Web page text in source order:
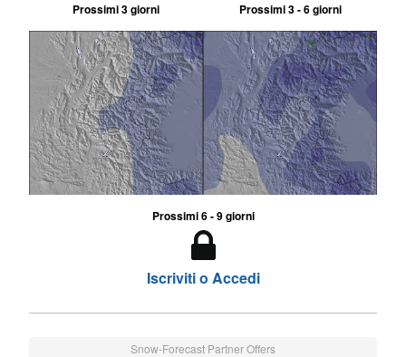
Prossimi 3 giorni Prossimi 3 - 6 giorni
Prossimi 6 - 9 giorni
Iscriviti o Accedi
Snow-Forecast Partner Offers